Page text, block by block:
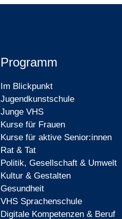
Programm
Im Blickpunkt
Jugendkunstschule
Junge VHS
Kurse für Frauen
Kurse für aktive Senior:innen
Rat & Tat
Politik, Gesellschaft & Umwelt
Kultur & Gestalten
Gesundheit
VHS Sprachenschule
Digitale Kompetenzen & Beruf